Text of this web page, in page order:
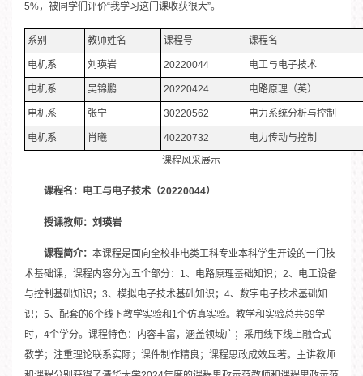
5%，被同学们评价“我学习这门课收获很大”。
系别 教师姓名 课程号 课程名
电机系 刘瑛岩 20220044 电工与电子技术
电机系 吴锦鹏 20220424 电路原理（英）
电机系 张宁 30220562 电力系统分析与控制
电机系 肖曦 40220732
电力传动与控制
课程风采展示
课程名：电工与电子技术（20220044）
授课教师：刘瑛岩
课程简介： 本课程是面向全校非电类工科专业本科学生开设的一门技
术基础课，课程内容分为五个部分：1、电路原理基础知识；2、电工设备
与控制基础知识；3、模拟电子技术基础知识；4、数字电子技术基础知
识；5、配套的6个线下教学实验和1个仿真实验。教学和实验总共69学
时，4个学分。课程特色：内容丰富，涵盖领域广；采用线下线上融合式
教学；注重理论联系实际；课件制作精良；课程思政成效显著。主讲教师